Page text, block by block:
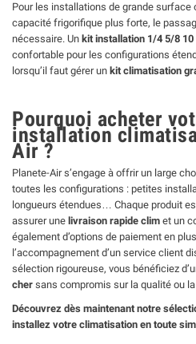
Pour les installations de grande surface
capacité frigorifique plus forte, le
nécessaire. Un kit installation 1/4 5/8 10
confortable pour les configurations
lorsqu’il faut gérer un kit climatisation
Pourquoi acheter
installation
Air ?
Planete-Air s’engage à offrir un large
toutes les configurations : petites
longueurs étendues… Chaque produit
assurer une livraison rapide clim et un
également d’options de paiement en
l’accompagnement d’un service client
sélection rigoureuse, vous bénéficiez
cher sans compromis sur la qualité ou
Découvrez dès maintenant notre
installez votre climatisation en toute